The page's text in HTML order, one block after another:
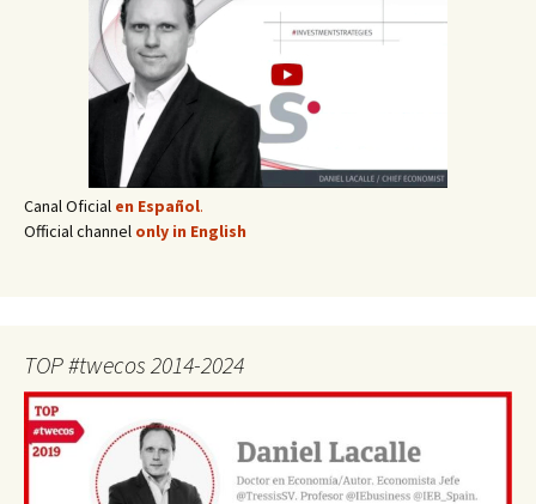
Canal Oficial en Español.
Official channel only in English
TOP #twecos 2014-2024